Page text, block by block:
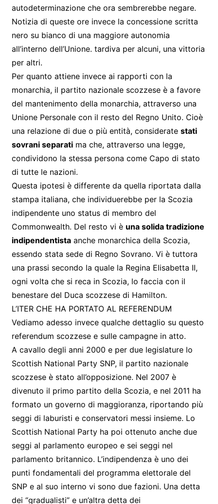
autodeterminazione che ora sembrerebbe negare.
Notizia di queste ore invece la concessione scritta
nero su bianco di una maggiore autonomia
all’interno dell’Unione. tardiva per alcuni, una vittoria
per altri.
Per quanto attiene invece ai rapporti con la
monarchia, il partito nazionale scozzese è a favore
del mantenimento della monarchia, attraverso una
Unione Personale con il resto del Regno Unito. Cioè
una relazione di due o più entità, considerate stati
sovrani separatima che, attraverso una legge,
condividono la stessa persona come Capo di stato
di tutte le nazioni.
Questa ipotesi è differente da quella riportata dalla
stampa italiana, che individuerebbe per la Scozia
indipendente uno status di membro del
Commonwealth. Del resto vi è una solida tradizione
indipendentistaanche monarchica della Scozia,
essendo stata sede di Regno Sovrano. Vi è tuttora
una prassi secondo la quale la Regina Elisabetta II,
ogni volta che si reca in Scozia, lo faccia con il
benestare del Duca scozzese di Hamilton.
L’ITER CHE HA PORTATO AL REFERENDUM
Vediamo adesso invece qualche dettaglio su questo
referendum scozzese e sulle campagne in atto.
A cavallo degli anni 2000 e per due legislature lo
Scottish National Party SNP, il partito nazionale
scozzese è stato all’opposizione. Nel 2007 è
divenuto il primo partito della Scozia, e nel 2011 ha
formato un governo di maggioranza, riportando più
seggi di laburisti e conservatori messi insieme. Lo
Scottish National Party ha poi ottenuto anche due
seggi al parlamento europeo e sei seggi nel
parlamento britannico. L’indipendenza è uno dei
punti fondamentali del programma elettorale del
SNP e al suo interno vi sono due fazioni. Una detta
dei “gradualisti” e un’altra detta dei